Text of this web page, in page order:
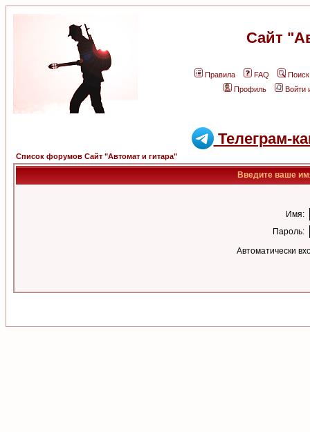
Сайт
Правила FAQ
Поиск
Профиль
Войти
Телеграм-
Список форумов Сайт "Автомат и гитара"
Введите ваше
Имя:
Пароль:
Автоматически